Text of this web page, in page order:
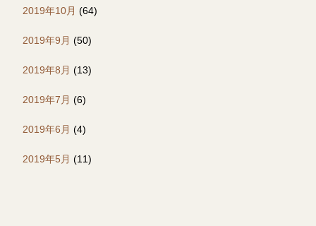
2019年10月 (64)
2019年9月 (50)
2019年8月 (13)
2019年7月 (6)
2019年6月 (4)
2019年5月 (11)